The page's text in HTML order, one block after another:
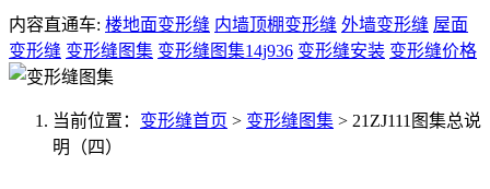
内容直通车: 楼地面变形缝 内墙顶棚变形缝 外墙变形缝 屋面
变形缝 变形缝图集 变形缝图集14j936 变形缝安装 变形缝价格
当前位置： 变形缝首页 > 变形缝图集 > 21ZJ111图集总说
明（四）